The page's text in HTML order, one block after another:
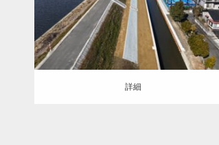
詳細
詳細